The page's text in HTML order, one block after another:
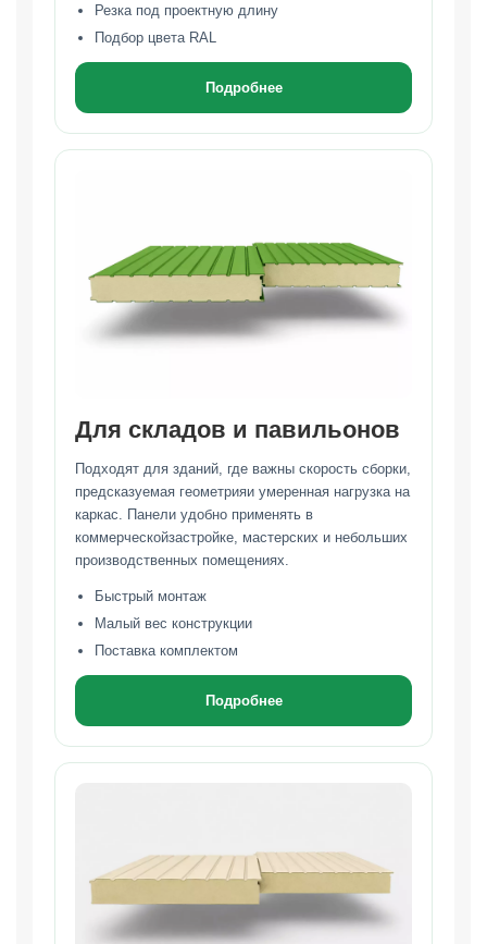
Резка под проектную длину
Подбор цвета RAL
Подробнее
Для складов и павильонов
Подходят для зданий, где важны скорость сборки,
предсказуемая геометрияи умеренная нагрузка на
каркас. Панели удобно применять в
коммерческойзастройке, мастерских и небольших
производственных помещениях.
Быстрый монтаж
Малый вес конструкции
Поставка комплектом
Подробнее